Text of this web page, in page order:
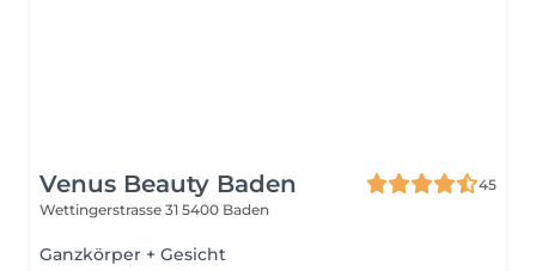
Venus Beauty Baden
45
Wettingerstrasse 31 5400 Baden
Ganzkörper + Gesicht